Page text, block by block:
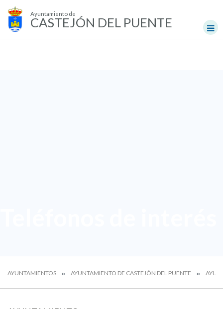
Ayuntamiento de
CASTEJÓN DEL PUENTE
AYUNTAMIENTOS AYUNTAMIENTO DE CASTEJÓN DEL PUENTE